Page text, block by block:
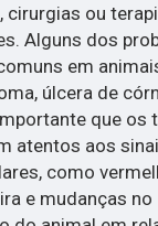
cirurgias ou
Alguns dos
em
úlcera de
que os
atentos aos
como
e mudanças no